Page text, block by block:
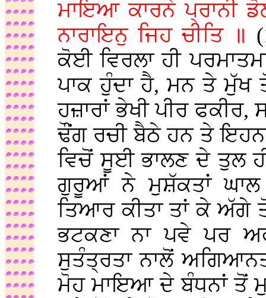
ਮਾਇਆ ਕਾਰਨੇ ਪ੍ਰਾਨੀ
ਨਾਰਾਇਨੁ ਜਿਹ ਚੀਤਿ ॥
ਕੋਈ ਵਿਰਲਾ ਹੀ
ਪਾਕ ਹੁੰਦਾ ਹੈ, ਮਨ ਤੇ
ਹਜ਼ਾਰਾਂ ਭੇਖੀ ਪੀਰ
ਢੌਂਗ ਰਚੀ ਬੈਠੇ ਹਨ ਤੇ
ਵਿਚੋਂ ਸੂਈ ਭਾਲਣ ਦੇ ਤੁਲ
ਗੁਰੂਆਂ ਨੇ ਮੁਸ਼ੱਕਤਾਂ
ਤਿਆਰ ਕੀਤਾ ਤਾਂ ਕੇ ਅੱਗੇ
ਭਟਕਣਾ ਨਾ ਪਵੇ ਪਰ
ਸੁਤੰਤ੍ਰਤਾ ਨਾਲੋਂ
ਮੋਹ ਮਾਇਆ ਦੇ ਬੰਧਨਾਂ ਤੋਂ